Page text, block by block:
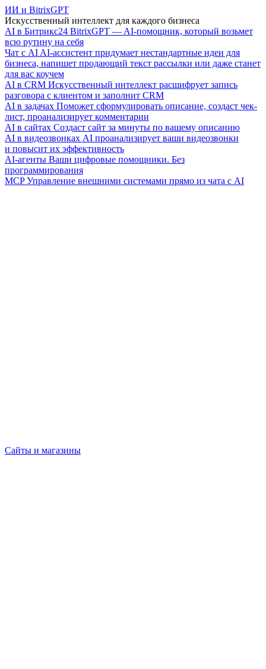
ИИ и BitrixGPT
Искусственный интеллект для каждого бизнеса
AI в Битрикс24 BitrixGPT — AI-помощник, который возьмет
всю рутину на себя
Чат с AI AI-ассистент придумает нестандартные идеи для
бизнеса, напишет продающий текст рассылки или даже станет
для вас коучем
AI в CRM Искусственный интеллект расшифрует запись
разговора с клиентом и заполнит CRM
AI в задачах Поможет сформулировать описание, создаст чек-
лист, проанализирует комментарии
AI в сайтах Создаст сайт за минуты по вашему описанию
AI в видеозвонках AI проанализирует ваши видеозвонки
и повысит их эффективность
AI-агенты Ваши цифровые помощники. Без
программирования
MCP Управление внешними системами прямо из чата с AI
Сайты и магазины